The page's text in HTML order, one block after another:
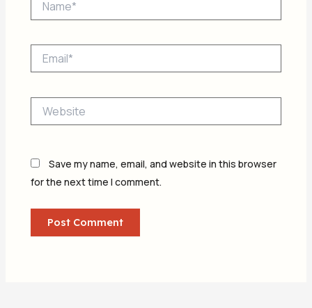
Save my name, email, and website in this browser
for the next time I comment.